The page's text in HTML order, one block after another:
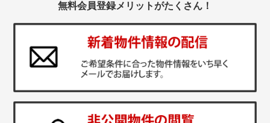
無料会員登録メリットがたくさん！